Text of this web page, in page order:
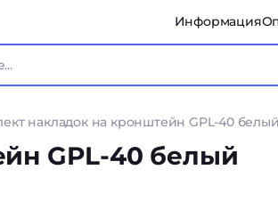
Информация
накладок на кронштейн GPL-40 белый
GPL-40 белый